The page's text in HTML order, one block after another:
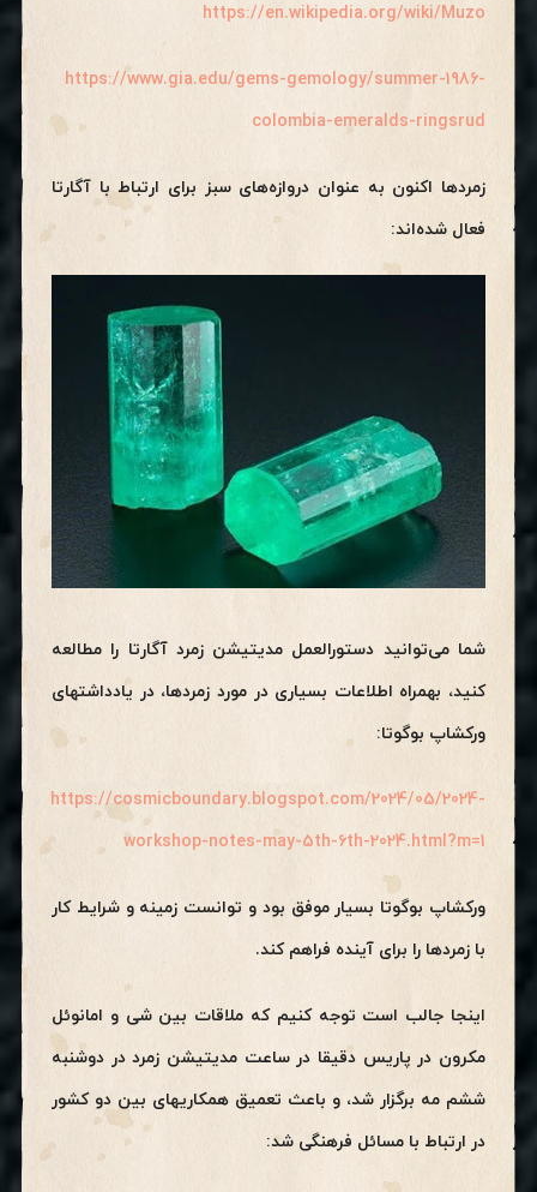
https://en.wikipedia.org/wiki/Muzo
https://www.gia.edu/gems-gemology/summer-1986-
colombia-emeralds-ringsrud
زمردها اکنون به عنوان دروازه‌های سبز برای ارتباط با آگارتا
فعال شده‌اند:
شما می‌توانید دستورالعمل مدیتیشن زمرد آگارتا را مطالعه
کنید، بهمراه اطلاعات بسیاری در مورد زمردها، در یادداشتهای
ورکشاپ بوگوتا:
https://cosmicboundary.blogspot.com/2024/05/2024-
workshop-notes-may-5th-6th-2024.html?m=1
ورکشاپ بوگوتا بسیار موفق بود و توانست زمینه و شرایط کار
با زمردها را برای آینده فراهم کند.
اینجا جالب است توجه کنیم که ملاقات بین شی‌ و امانوئل
مکرون در پاریس دقیقا در ساعت مدیتیشن زمرد در دوشنبه
ششم مه برگزار شد، و باعث تعمیق همکاریهای بین دو کشور
در ارتباط با مسائل فرهنگی شد: